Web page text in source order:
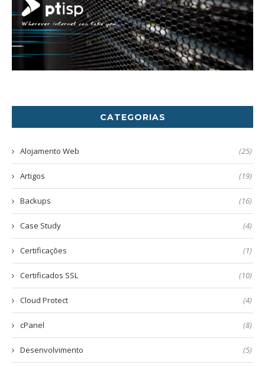
CATEGORIAS
Alojamento Web (25)
Artigos (19)
Backups (16)
Case Study (4)
Certificações (1)
Certificados SSL (10)
Cloud Protect (4)
cPanel (8)
Desenvolvimento (5)